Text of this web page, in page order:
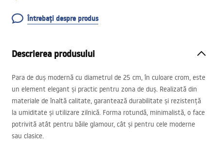
Întrebați despre produs
Descrierea produsului
Para de duș modernă cu diametrul de 25 cm, în culoare crom, este
un element elegant și practic pentru zona de duș. Realizată din
materiale de înaltă calitate, garantează durabilitate și rezistență
la umiditate și utilizare zilnică. Forma rotundă, minimalistă, o face
potrivită atât pentru băile glamour, cât și pentru cele moderne
sau clasice.